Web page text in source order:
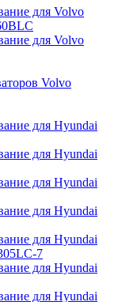
для Volvo
для Volvo
Volvo
для Hyundai
для Hyundai
для Hyundai
для Hyundai
для Hyundai
7
для Hyundai
для Hyundai